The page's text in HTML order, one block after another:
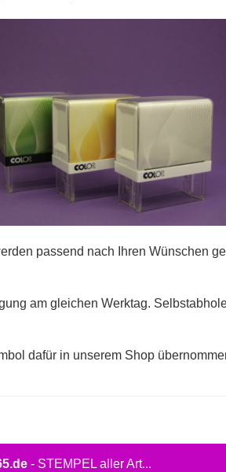
passend nach Ihren Wünschen
am gleichen Werktag.
dafür in unserem Shop
- STEMPEL aller Art...